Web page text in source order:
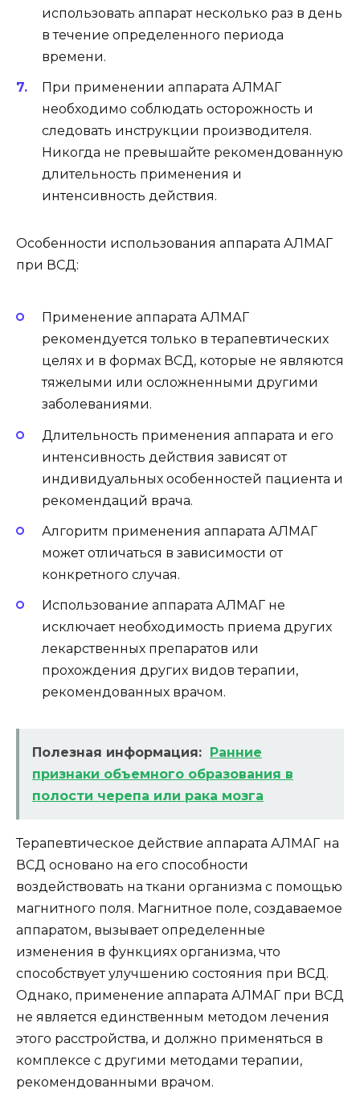
использовать аппарат несколько раз в день
в течение определенного периода
времени.
При применении аппарата АЛМАГ
необходимо соблюдать осторожность и
следовать инструкции производителя.
Никогда не превышайте рекомендованную
длительность применения и
интенсивность действия.
Особенности использования аппарата АЛМАГ
при ВСД:
Применение аппарата АЛМАГ
рекомендуется только в терапевтических
целях и в формах ВСД, которые не являются
тяжелыми или осложненными другими
заболеваниями.
Длительность применения аппарата и его
интенсивность действия зависят от
индивидуальных особенностей пациента и
рекомендаций врача.
Алгоритм применения аппарата АЛМАГ
может отличаться в зависимости от
конкретного случая.
Использование аппарата АЛМАГ не
исключает необходимость приема других
лекарственных препаратов или
прохождения других видов терапии,
рекомендованных врачом.
Полезная информация: Ранние
признаки объемного образования в
полости черепа или рака мозга
Терапевтическое действие аппарата АЛМАГ на
ВСД основано на его способности
воздействовать на ткани организма с помощью
магнитного поля. Магнитное поле, создаваемое
аппаратом, вызывает определенные
изменения в функциях организма, что
способствует улучшению состояния при ВСД.
Однако, применение аппарата АЛМАГ при ВСД
не является единственным методом лечения
этого расстройства, и должно применяться в
комплексе с другими методами терапии,
рекомендованными врачом.